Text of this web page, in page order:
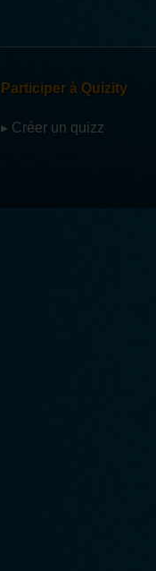
Participer à Quizity
▸ Créer un quizz